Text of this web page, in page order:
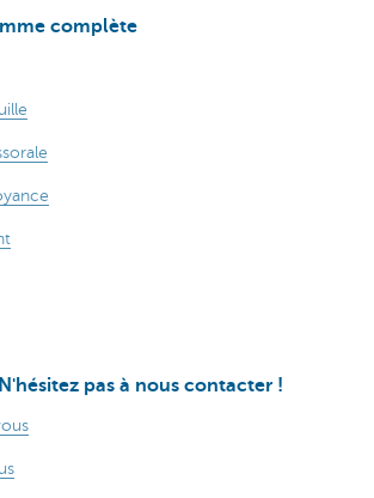
complète
pas à nous contacter !